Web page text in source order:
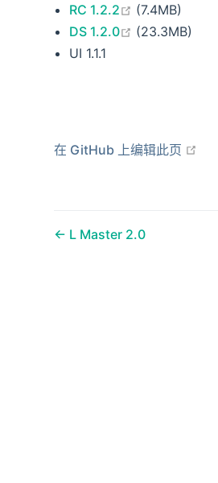
RC 1.2.2 在新窗口打开
(7.4MB)
DS 1.2.0
在新窗口打开
(23.3MB)
UI 1.1.1
在 GitHub 上编辑此页
L Master 2.0